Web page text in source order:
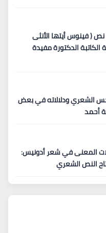
( فينوس أيتها الأنثى
الكاتبة الدكتورة مفيدة
الشعري ودلالاته في بعض
أحمد
المعنى في شعر أدونيس:
النص الشعري